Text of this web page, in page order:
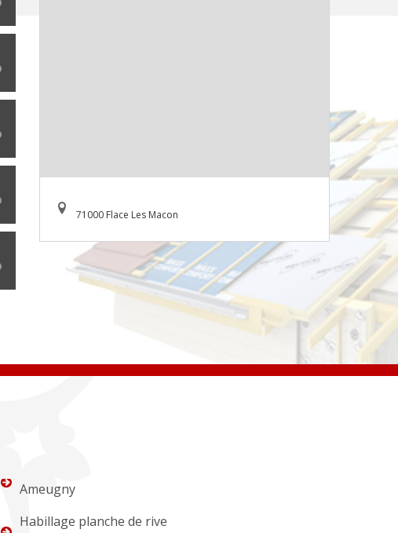
71000 Flace Les Macon
Ameugny
Habillage planche de rive